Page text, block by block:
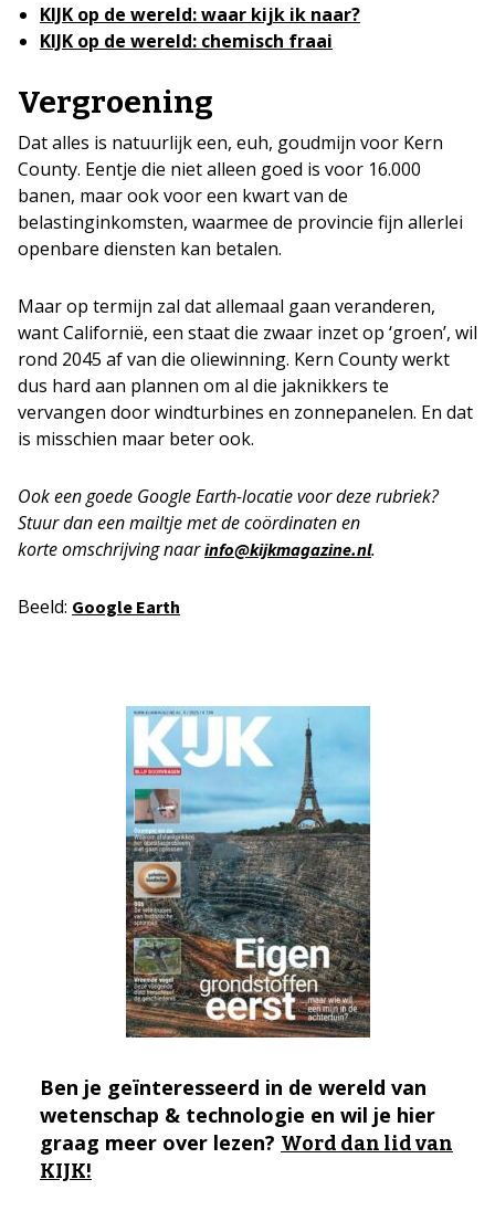
KIJK op de wereld: waar kijk ik naar?
KIJK op de wereld: chemisch fraai
Vergroening
Dat alles is natuurlijk een, euh, goudmijn voor Kern
County. Eentje die niet alleen goed is voor 16.000
banen, maar ook voor een kwart van de
belastinginkomsten, waarmee de provincie fijn allerlei
openbare diensten kan betalen.
Maar op termijn zal dat allemaal gaan veranderen,
want Californië, een staat die zwaar inzet op ‘groen’, wil
rond 2045 af van die oliewinning. Kern County werkt
dus hard aan plannen om al die jaknikkers te
vervangen door windturbines en zonnepanelen. En dat
is misschien maar beter ook.
Ook een goede Google Earth-locatie voor deze rubriek?
Stuur dan een mailtje met de coördinaten en
korteomschrijving naarinfo@kijkmagazine.nl.
Beeld: Google Earth
Ben je geïnteresseerd in de wereld van
wetenschap & technologie en wil je hier
graag meer over lezen? Word dan lid van
KIJK!